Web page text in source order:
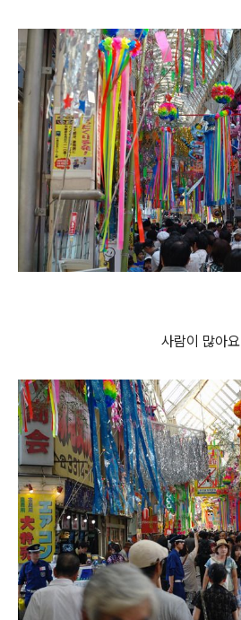
사람이 많아요